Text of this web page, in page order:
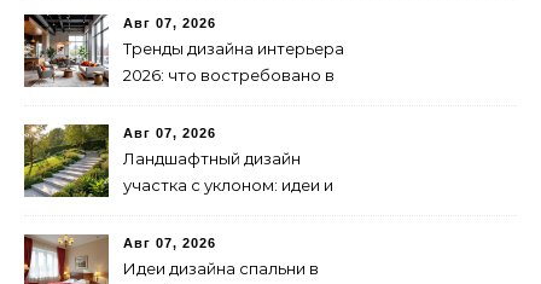
Авг 07, 2026
Тренды дизайна интерьера
2026: что востребовано в
Авг 07, 2026
Ландшафтный дизайн
участка с уклоном: идеи и
Авг 07, 2026
Идеи дизайна спальни в